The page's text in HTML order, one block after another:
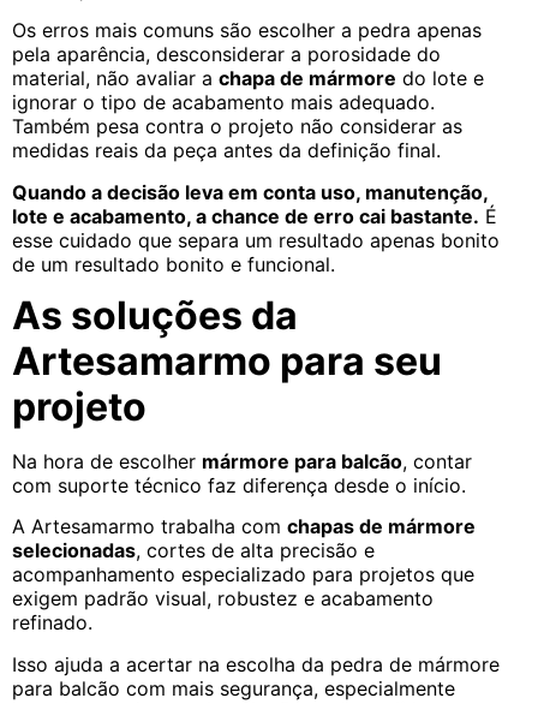
Os erros mais comuns são escolher a pedra apenas
pela aparência, desconsiderar a porosidade do
material, não avaliar a chapa de mármore do lote e
ignorar o tipo de acabamento mais adequado.
Também pesa contra o projeto não considerar as
medidas reais da peça antes da definição final.
Quando a decisão leva em conta uso, manutenção,
lote e acabamento, a chance de erro cai bastante. É
esse cuidado que separa um resultado apenas bonito
de um resultado bonito e funcional.
As soluções da
Artesamarmo para seu
projeto
Na hora de escolher mármore para balcão, contar
com suporte técnico faz diferença desde o início.
A Artesamarmo trabalha com chapas de mármore
selecionadas, cortes de alta precisão e
acompanhamento especializado para projetos que
exigem padrão visual, robustez e acabamento
refinado.
Isso ajuda a acertar na escolha da pedra de mármore
para balcão com mais segurança, especialmente